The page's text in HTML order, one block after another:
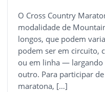
O Cross Country
modalidade de
longos, que podem
podem ser em circuito,
ou em linha — largando
outro. Para participar
maratona, […]